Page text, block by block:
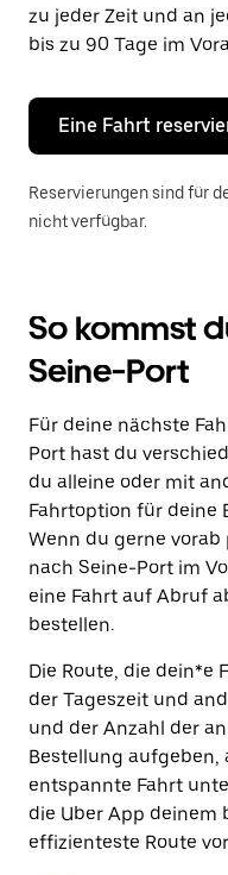
Drücke
die
Escape-
um
den
Kalender
schließen.
zu jeder Zeit und an
bis zu 90 Tage im
Eine Fahrt
Reservierungen sind für
nicht verfügbar.
So kommst
Seine-Port
Für deine nächste
Port hast du
du alleine oder mit
Fahrtoption für deine
Wenn du gerne
nach Seine-Port im
eine Fahrt auf Abruf
bestellen.
Die Route, die dein*e
der Tageszeit und
und der Anzahl der
Bestellung aufgeben,
entspannte Fahrt
die Uber App deinem
effizienteste Route